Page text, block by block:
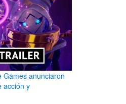
Games anunciaron
acción y